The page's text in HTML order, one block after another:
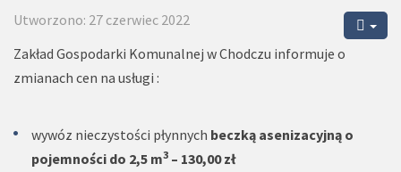
Utworzono: 27 czerwiec 2022
Zakład Gospodarki Komunalnej w Chodczu informuje o
zmianach cen na usługi :
wywóz nieczystości płynnych beczką asenizacyjną o
pojemności do 2,5 m3 – 130,00 zł